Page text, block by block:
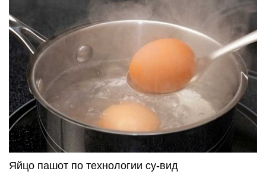
Яйцо пашот по технологии су-вид